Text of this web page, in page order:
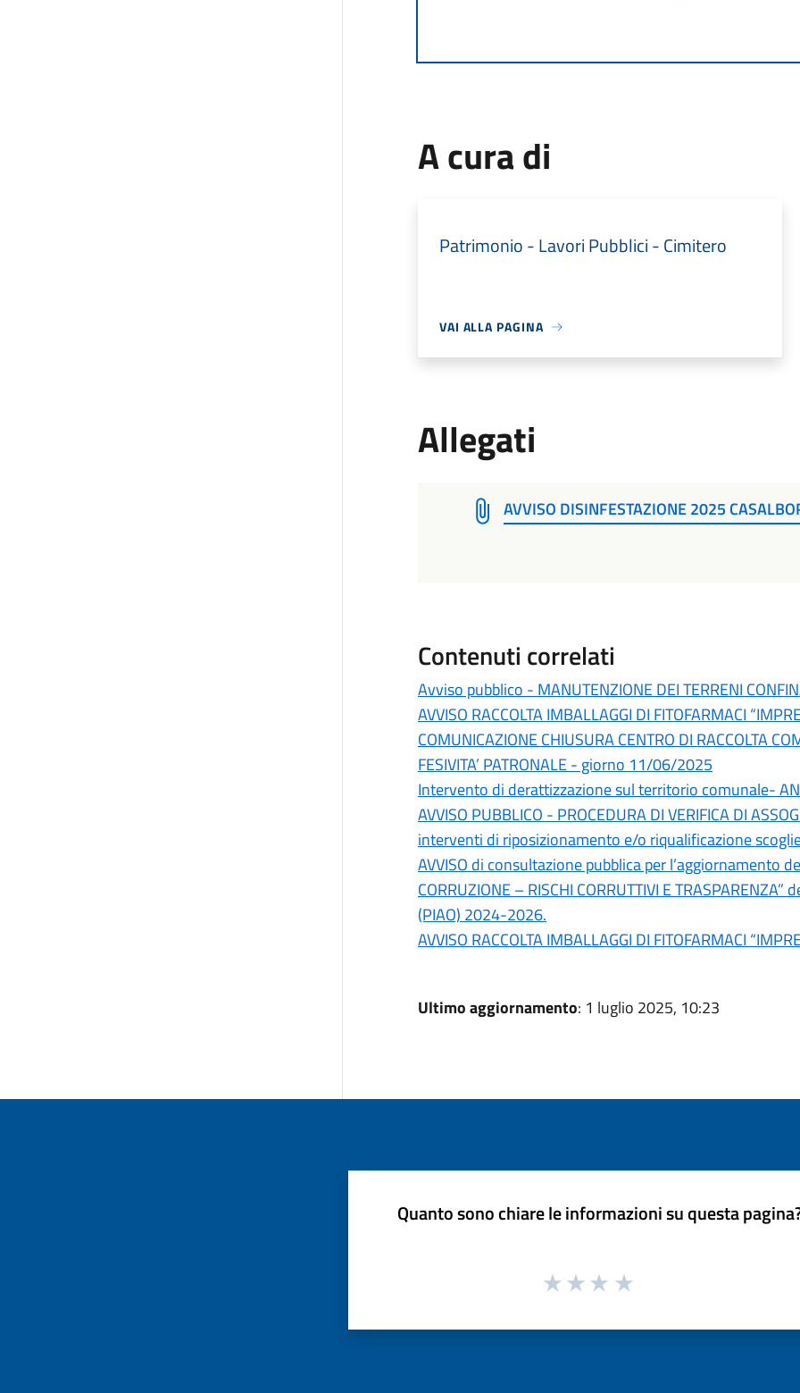
A cura di
Patrimonio - Lavori Pubblici - Cimitero
VAI ALLA PAGINA
Allegati
AVVISO DISINFESTAZIONE 2025
Contenuti correlati
Avviso pubblico - MANUTENZIONE DEI TERRENI
AVVISO RACCOLTA IMBALLAGGI DI FITOFARMACI
COMUNICAZIONE CHIUSURA CENTRO DI RACCOLTA
FESIVITA’ PATRONALE - giorno 11/06/2025
Intervento di derattizzazione sul territorio comunale-
AVVISO PUBBLICO - PROCEDURA DI VERIFICA DI
interventi di riposizionamento e/o riqualificazione
AVVISO di consultazione pubblica per l’aggiornamento
CORRUZIONE – RISCHI CORRUTTIVI E
(PIAO) 2024-2026.
AVVISO RACCOLTA IMBALLAGGI DI FITOFARMACI
Ultimo aggiornamento: 1 luglio 2025, 10:23
Quanto sono chiare le informazioni su questa